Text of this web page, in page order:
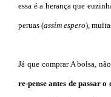
essa é a herança que
peruas (assim espero),
Já que comprar A bolsa,
re-pense antes de passar o